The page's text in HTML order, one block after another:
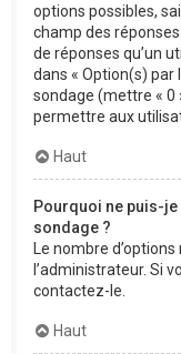
options possibles,
champ des
de réponses qu’un
dans « Option(s) par
sondage (mettre « 0
permettre aux
Haut
Pourquoi ne puis-je
sondage ?
Le nombre
l’administrateur. Si
contactez-le.
Haut